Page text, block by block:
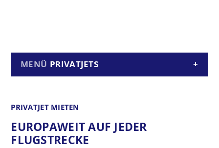
PRIVATJETS
PRIVATJET MIETEN
EUROPAWEIT AUF JEDER
FLUGSTRECKE